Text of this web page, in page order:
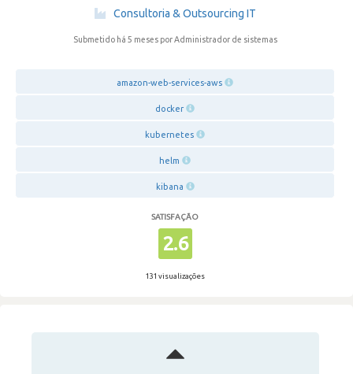
·
Consultoria & Outsourcing IT
Submetido há 5 meses por Administrador de sistemas
amazon-web-services-aws
docker
kubernetes
helm
kibana
SATISFAÇÃO
2.6
131 visualizações